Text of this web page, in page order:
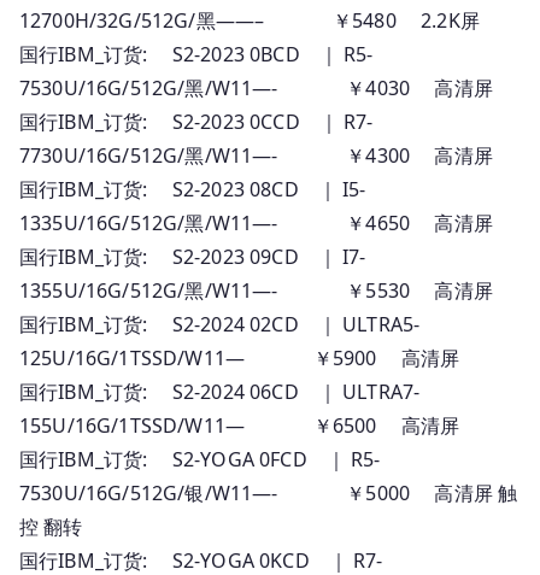
12700H/32G/512G/黑——– ￥5480 2.2K屏
国行IBM_订货: S2-2023 0BCD ｜ R5-
7530U/16G/512G/黑/W11—- ￥4030 高清屏
国行IBM_订货: S2-2023 0CCD ｜ R7-
7730U/16G/512G/黑/W11—- ￥4300 高清屏
国行IBM_订货: S2-2023 08CD ｜ I5-
1335U/16G/512G/黑/W11—- ￥4650 高清屏
国行IBM_订货: S2-2023 09CD ｜ I7-
1355U/16G/512G/黑/W11—- ￥5530 高清屏
国行IBM_订货: S2-2024 02CD ｜ ULTRA5-
125U/16G/1TSSD/W11— ￥5900 高清屏
国行IBM_订货: S2-2024 06CD ｜ ULTRA7-
155U/16G/1TSSD/W11— ￥6500 高清屏
国行IBM_订货: S2-YOGA 0FCD ｜ R5-
7530U/16G/512G/银/W11—- ￥5000 高清屏 触
控 翻转
国行IBM_订货: S2-YOGA 0KCD ｜ R7-